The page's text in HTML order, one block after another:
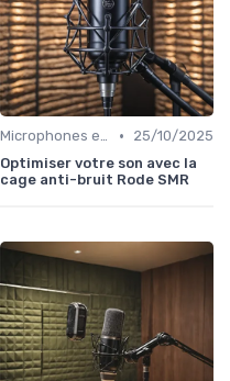
Microphones et préamplis •
25/10/2025
Optimiser votre son avec la
cage anti-bruit Rode SMR